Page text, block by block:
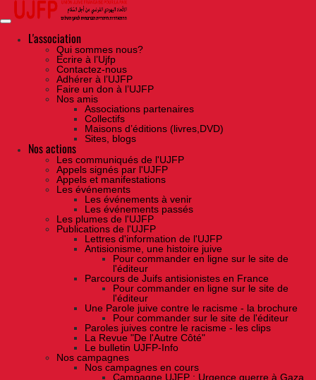
Skip
the
contentL'association
Qui sommes nous?
Ecrire à l’Ujfp
Contactez-nous
Adhérer à l’UJFP
Faire un don à l’UJFP
Nos amis
Associations partenaires
Collectifs
Maisons d’éditions (livres,DVD)
Sites, blogs
Nos actions
Les communiqués de l'UJFP
Appels signés par l'UJFP
Appels et manifestations
Les événements
Les événements à venir
Les événements passés
Les plumes de l'UJFP
Publications de l'UJFP
Lettres d'information de l'UJFP
Antisionisme, une histoire juive
Pour commander en ligne sur le site de
l'éditeur
Parcours de Juifs antisionistes en France
Pour commander en ligne sur le site de
l'éditeur
Une Parole juive contre le racisme - la brochure
Pour commander sur le site de l'éditeur
Paroles juives contre le racisme - les clips
La Revue "De l'Autre Côté"
Le bulletin UJFP-Info
Nos campagnes
Nos campagnes en cours
Campagne UJFP : Urgence guerre à Gaza